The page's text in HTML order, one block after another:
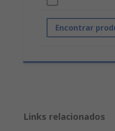
Encontrar
Links relacionados